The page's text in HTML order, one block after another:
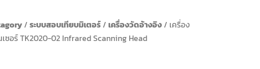
/ ระบบสอบเทียบมิเตอร์ / เครื่องวัดอ้างอิง / เครื่อง
ซอร์ TK2020-02 Infrared Scanning Head